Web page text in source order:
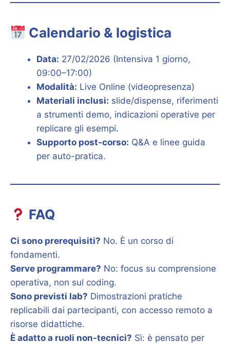
Calendario & logistica
Data: 27/02/2026 (Intensiva 1 giorno,
09:00–17:00)
Modalità: Live Online (videopresenza)
Materiali inclusi: slide/dispense, riferimenti
a strumenti demo, indicazioni operative per
replicare gli esempi.
Supporto post-corso: Q&A e linee guida
per auto-pratica.
FAQ
Ci sono prerequisiti? No. È un corso di
fondamenti.
Serve programmare? No: focus su comprensione
operativa, non sul coding.
Sono previsti lab? Dimostrazioni pratiche
replicabili dai partecipanti, con accesso remoto a
risorse didattiche.
È adatto a ruoli non-tecnici? Sì: è pensato per